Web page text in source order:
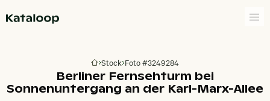
Zur Homepage
Stock Foto #3249284
Berliner Fernsehturm bei
Sonnenuntergang an der Karl-Marx-Allee